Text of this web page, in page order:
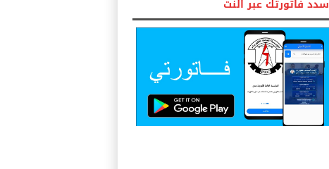
سدد فاتورتك عبر النت